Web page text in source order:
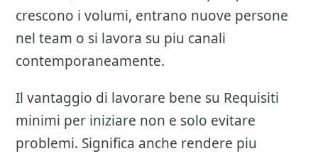
crescono i volumi, entrano nuove persone
nel team o si lavora su piu canali
contemporaneamente.
Il vantaggio di lavorare bene su Requisiti
minimi per iniziare non e solo evitare
problemi. Significa anche rendere piu